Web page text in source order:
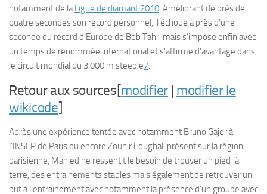
notamment de laLigue de diamant 2010. Améliorant de près de
quatre secondes son record personnel, il échoue à près d’une
seconde du record d’Europe de Bob Tahri mais s’impose enfin avec
un temps de renommée international et s’affirme d’avantage dans
le circuit mondial du 3 000 m steeple7.
Retour aux sources[modifier| modifier le
wikicode]
Après une expérience tentée avec notamment Bruno Gajer à
l’INSEP de Paris ou encore Zouhir Foughali présent sur la région
parisienne, Mahiedine ressentit le besoin de trouver un pied-à-
terre, des entrainements stables mais également de retrouver un
but à l’entrainement avec notamment la présence d’un groupe avec